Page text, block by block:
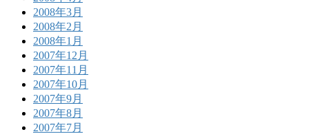
2008年3月
2008年2月
2008年1月
2007年12月
2007年11月
2007年10月
2007年9月
2007年8月
2007年7月